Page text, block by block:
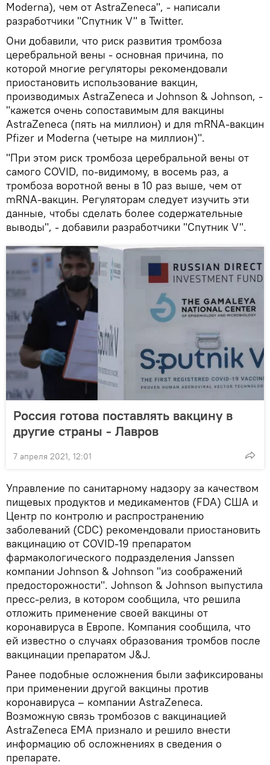
Moderna), чем от AstraZeneca", - написали
разработчики "Спутник V" в Twitter.
Они добавили, что риск развития тромбоза
церебральной вены - основная причина, по
которой многие регуляторы рекомендовали
приостановить использование вакцин,
производимых AstraZeneca и Johnson & Johnson, -
"кажется очень сопоставимым для вакцины
AstraZeneca (пять на миллион) и для mRNA-вакцин
Pfizer и Moderna (четыре на миллион)".
"При этом риск тромбоза церебральной вены от
самого COVID, по-видимому, в восемь раз, а
тромбоза воротной вены в 10 раз выше, чем от
mRNA-вакцин. Регуляторам следует изучить эти
данные, чтобы сделать более содержательные
выводы", - добавили разработчики "Спутник V".
Россия готова поставлять вакцину в
другие страны - Лавров
7 апреля 2021, 12:01
Управление по санитарному надзору за качеством
пищевых продуктов и медикаментов (FDA) США и
Центр по контролю и распространению
заболеваний (CDC) рекомендовали приостановить
вакцинацию от COVID-19 препаратом
фармакологического подразделения Janssen
компании Johnson & Johnson "из соображений
предосторожности". Johnson & Johnson выпустила
пресс-релиз, в котором сообщила, что решила
отложить применение своей вакцины от
коронавируса в Европе. Компания сообщила, что
ей известно о случаях образования тромбов после
вакцинации препаратом J&J.
Ранее подобные осложнения были зафиксированы
при применении другой вакцины против
коронавируса – компании AstraZeneca.
Возможную связь тромбозов с вакцинацией
AstraZeneca ЕМА признало и решило внести
информацию об осложнениях в сведения о
препарате.